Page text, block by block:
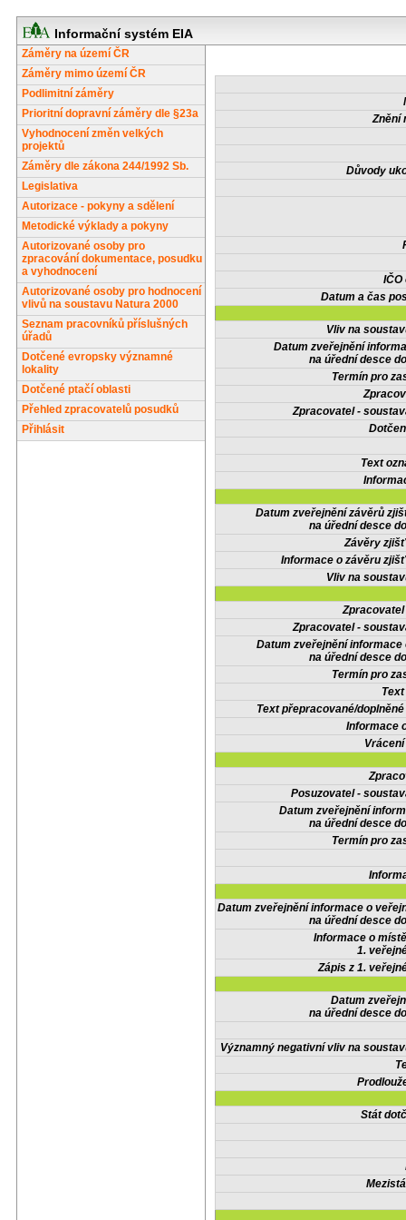
Informační systém EIA
Záměry na území ČR
Záměry mimo území ČR
Podlimitní záměry
Prioritní dopravní záměry dle §23a
Vyhodnocení změn velkých
projektů
Záměry dle zákona 244/1992 Sb.
Legislativa
Autorizace - pokyny a sdělení
Metodické výklady a pokyny
Autorizované osoby pro
zpracování dokumentace, posudku
a vyhodnocení
Autorizované osoby pro hodnocení
vlivů na soustavu Natura 2000
Seznam pracovníků příslušných
úřadů
Dotčené evropsky významné
lokality
Dotčené ptačí oblasti
Přehled zpracovatelů posudků
Přihlásit
Znění
Důvody
IČO
Datum a čas
Vliv na
Datum zveřejnění
na úřední desce
Termín pro
Zpracovatel -
Text
Datum zveřejnění závěrů
na úřední desce
Závěry
Informace o závěru
Vliv na
Zpracovatel -
Datum zveřejnění informace
na úřední desce
Termín pro
Text přepracované/
Informace
Posuzovatel -
Datum zveřejnění
na úřední desce
Termín pro
Datum zveřejnění informace o
na úřední desce
Informace o
1.
Zápis z 1.
Datum
na úřední desce
Významný negativní vliv na
Stát